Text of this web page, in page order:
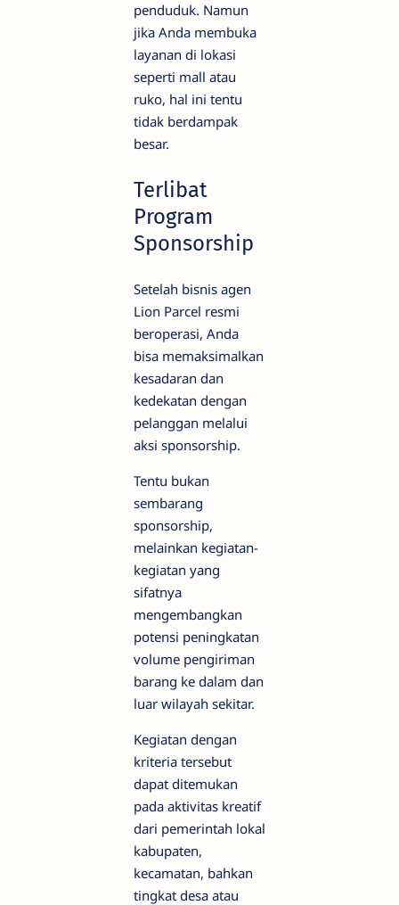
penduduk. Namun
jika Anda membuka
layanan di lokasi
seperti mall atau
ruko, hal ini tentu
tidak berdampak
besar.
Terlibat
Program
Sponsorship
Setelah bisnis agen
Lion Parcel resmi
beroperasi, Anda
bisa memaksimalkan
kesadaran dan
kedekatan dengan
pelanggan melalui
aksi sponsorship.
Tentu bukan
sembarang
sponsorship,
melainkan kegiatan-
kegiatan yang
sifatnya
mengembangkan
potensi peningkatan
volume pengiriman
barang ke dalam dan
luar wilayah sekitar.
Kegiatan dengan
kriteria tersebut
dapat ditemukan
pada aktivitas kreatif
dari pemerintah lokal
kabupaten,
kecamatan, bahkan
tingkat desa atau